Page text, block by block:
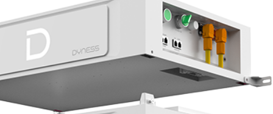
bis hin zu kommerziellen und
Spektrum ab.
hin zu kommerziellen und versorgungstechnischen